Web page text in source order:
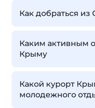
Как добраться из
Каким активным
Крыму
Какой курорт
молодежного